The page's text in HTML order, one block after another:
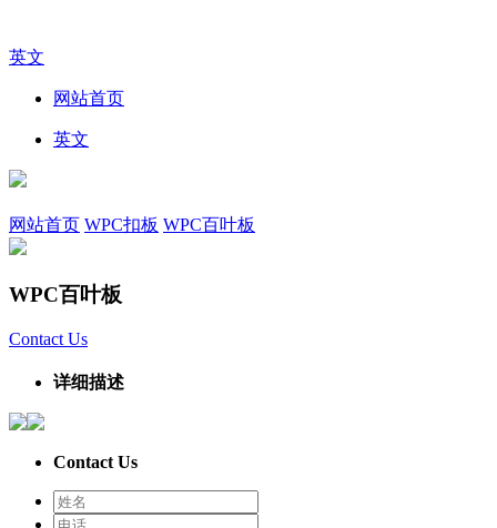
英文
网站首页
英文
网站首页 WPC扣板 WPC百叶板
WPC百叶板
Contact Us
详细描述
Contact Us